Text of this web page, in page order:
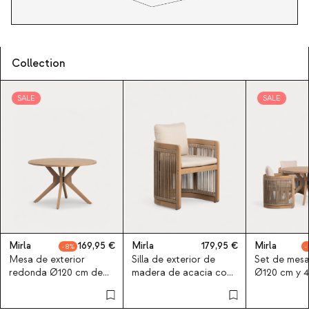
Collection
SALE
Mirla 8
169,95
Mesa de exterior
redonda Ø120 cm de
Mirla
179,95
Silla de exterior de
madera de acacia con
SALE
Mirla
Set de
Ø120 cm y